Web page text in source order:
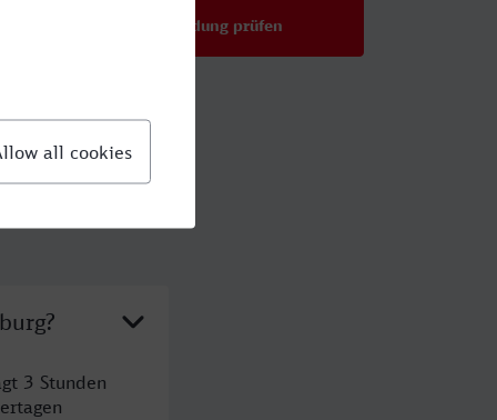
Verbindung prüfen
3 Stunden